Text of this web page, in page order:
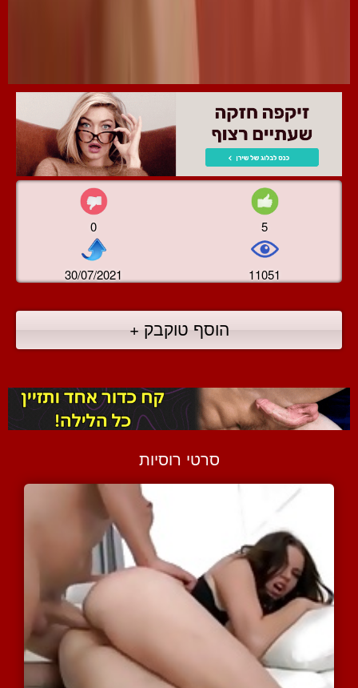
0 5
30/07/2021 11051
הוסף טוקבק +
סרטי רוסיות